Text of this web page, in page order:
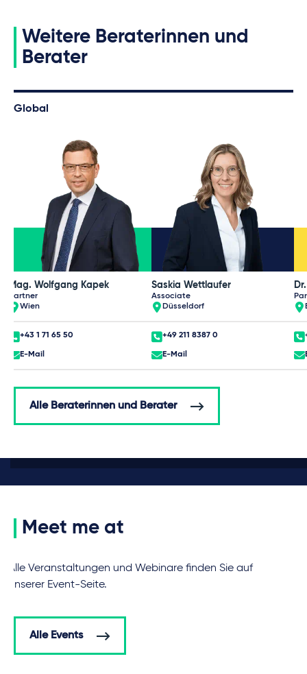
Weitere Beraterinnen und
Berater
Global
Mag. Wolfgang Kapek
Partner
Wien
+43 1 71 65 50
E-Mail
Saskia Wettlaufer
Associate
Düsseldorf
+49 211 8387 0
E-Mail
Alle Beraterinnen und Berater
Meet me at
Alle Veranstaltungen und Webinare finden Sie auf
unserer Event-Seite.
Alle Events